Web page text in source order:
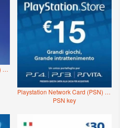
Playstation Network Card (PSN) ?€50 (Greece)
Playstation Network Card (PSN) ?€15 (Italy)
PSN key